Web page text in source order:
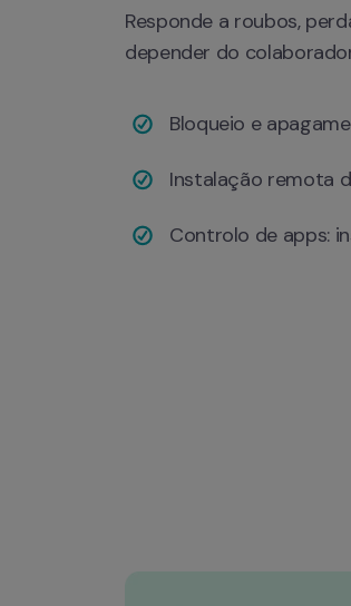
Responde a roubos,
depender do
Bloqueio e
Instalação remota
Controlo de apps: